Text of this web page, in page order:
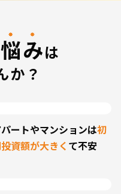
みは
か？
ートやマンションは初
資額が大きく て不安